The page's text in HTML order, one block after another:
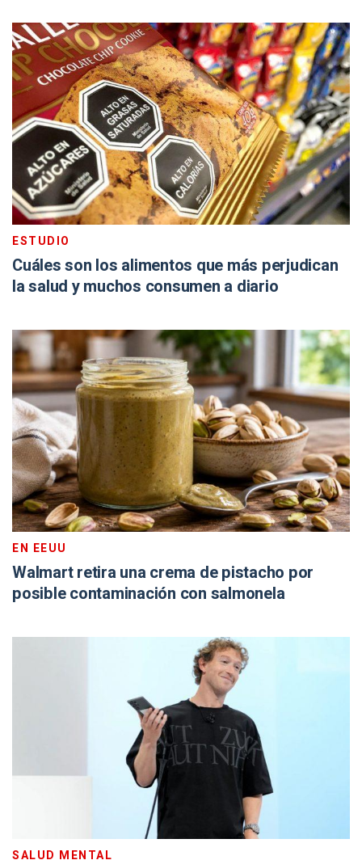
ESTUDIO
Cuáles son los alimentos que más perjudican
la salud y muchos consumen a diario
EN EEUU
Walmart retira una crema de pistacho por
posible contaminación con salmonela
SALUD MENTAL